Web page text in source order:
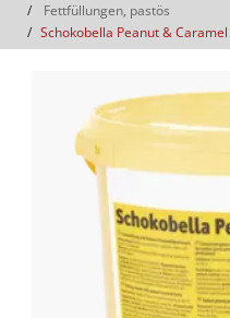
Fettfüllungen, pastös
Schokobella Peanut & Caramel